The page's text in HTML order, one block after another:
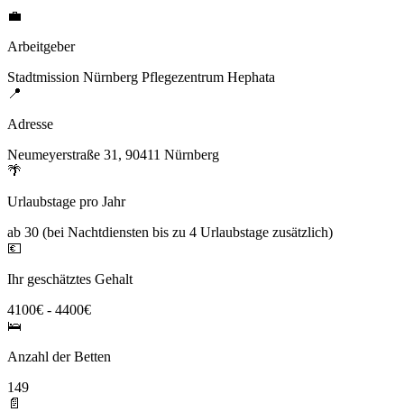
💼
Arbeitgeber
Stadtmission Nürnberg Pflegezentrum Hephata
📍
Adresse
Neumeyerstraße 31, 90411 Nürnberg
🌴
Urlaubstage pro Jahr
ab 30 (bei Nachtdiensten bis zu 4 Urlaubstage zusätzlich)
💶
Ihr geschätztes Gehalt
4100€ - 4400€
🛌
Anzahl der Betten
149
📄